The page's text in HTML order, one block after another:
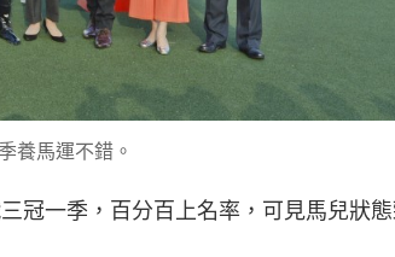
養馬運不錯。
冠一季，百分百上名率，可見馬兒狀